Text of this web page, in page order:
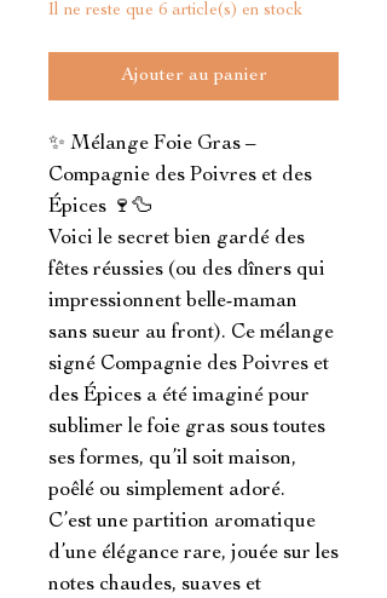
Il ne reste que 6 article(s) en stock
Ajouter au panier
✨ Mélange Foie Gras –
Compagnie des Poivres et des
Épices 🍷🦆
Voici le secret bien gardé des
fêtes réussies (ou des dîners qui
impressionnent belle-maman
sans sueur au front). Ce mélange
signé Compagnie des Poivres et
des Épices a été imaginé pour
sublimer le foie gras sous toutes
ses formes, qu’il soit maison,
poêlé ou simplement adoré.
C’est une partition aromatique
d’une élégance rare, jouée sur les
notes chaudes, suaves et